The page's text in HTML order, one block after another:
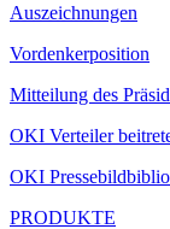
Auszeichnungen
Vordenkerposition
Mitteilung des
OKI Verteiler
OKI
PRODUKTE